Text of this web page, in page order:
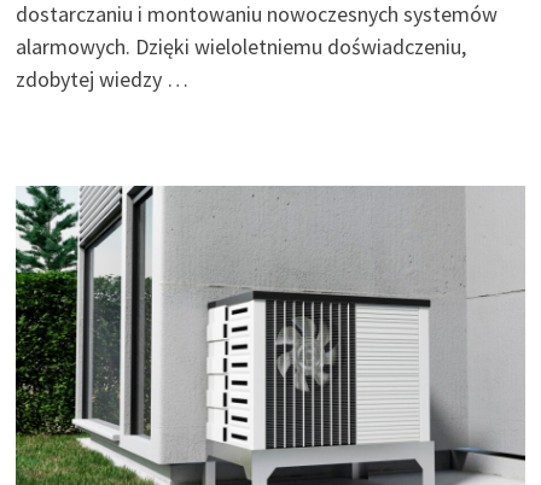
dostarczaniu i montowaniu nowoczesnych systemów
alarmowych. Dzięki wieloletniemu doświadczeniu,
zdobytej wiedzy …